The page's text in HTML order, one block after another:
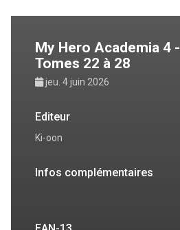
My Hero Academia 4 -
Tomes 22 à 28
jeu. 4 juin 2026
Editeur
Ki-oon
Infos complémentaires